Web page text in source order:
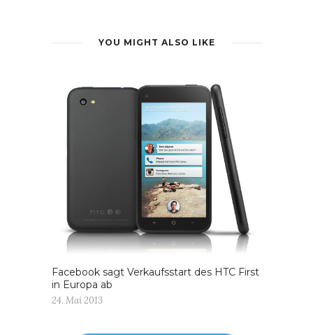
YOU MIGHT ALSO LIKE
Facebook sagt Verkaufsstart des HTC First
in Europa ab
24. Mai 2013